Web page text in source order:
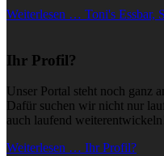
Weiterlesen … Toni's Essbar,
Ihr Profil?
Unser Portal steht noch ganz
Dafür suchen wir nicht nur
auch laufend weiterentwickeln!
Weiterlesen … Ihr Profil?